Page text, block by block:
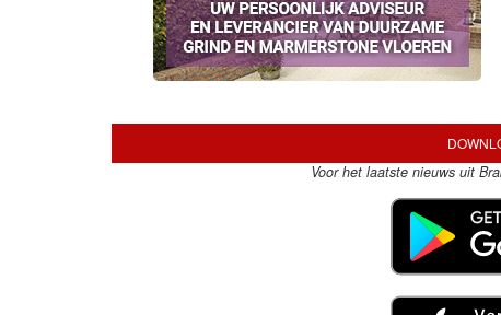
Voor het laatste nieuws uit